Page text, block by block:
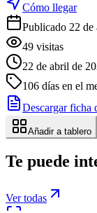
Cómo llegar
Publicado 22
49 visitas
22 de abril de
106 días en el
Descargar ficha
Añadir a tablero
Te puede
Ver todas